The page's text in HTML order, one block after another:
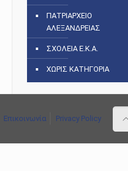
ΠΑΤΡΙΑΡΧΕΙΟ
ΑΛΕΞΑΝΔΡΕΙΑΣ
ΣΧΟΛΕΙΑ Ε.Κ.Α.
ΧΩΡΙΣ ΚΑΤΗΓΟΡΙΑ
Επικοινωνία Privacy Policy